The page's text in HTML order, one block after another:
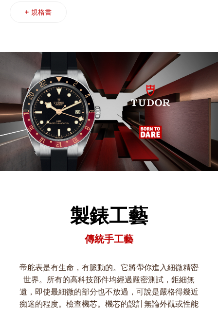
+ 規格書
製錶工藝
傳統手工藝
帝舵表是有生命，有脈動的。它將帶你進入細微精密
世界。所有的高科技部件均經過嚴密測試，鉅細無
遺，即使最細微的部分也不放過，可說是嚴格得幾近
痴迷的程度。檢查機芯。機芯的設計無論外觀或性能